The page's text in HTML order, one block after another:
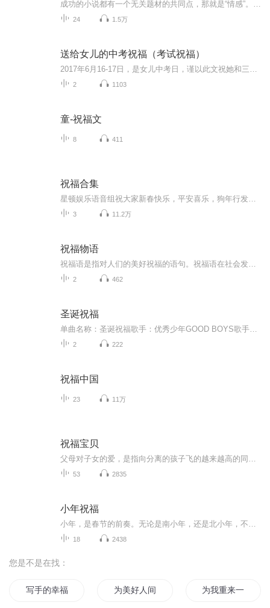
24 1.5万
送给女儿的中考祝福（考试祝福）
2 1103
童-祝福文
8 411
祝福合集
3 11.2万
祝福物语
2 462
圣诞祝福
2 222
祝福中国
23 11万
祝福宝贝
53 2835
小年祝福
18 2438
您是不是在找：
写手的幸福生活 为美好人间献上祝福 为我重来一次的